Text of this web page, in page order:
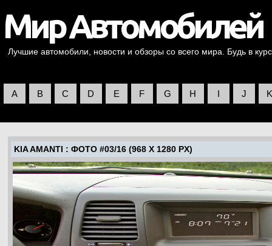
Лучшие автомобили, новости и обзоры со всего мира. Будь в
A B C D E F G H I J K
KIA AMANTI : ФОТО #03/16 (968 X 1280 PX)